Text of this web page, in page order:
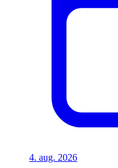
4. aug. 2026